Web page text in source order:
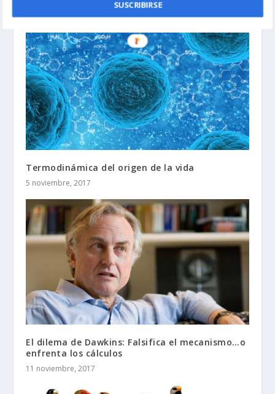
ARTÍCULOS RELACIONADOS
Termodinámica del origen de la vida
5 noviembre, 2017
El dilema de Dawkins: Falsifica el mecanismo…o
enfrenta los cálculos
11 noviembre, 2017
SUSCRIBIRSE